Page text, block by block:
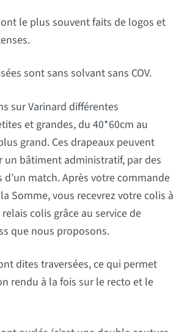
le plus souvent faits de logos et
sont sans solvant sans COV.
sur Varinard différentes
et grandes, du 40*60cm au
grand. Ces drapeaux peuvent
un bâtiment administratif, par des
match. Après votre commande
Somme, vous recevrez votre colis à
colis grâce au service de
que nous proposons.
dites traversées, ce qui permet
rendu à la fois sur le recto et le